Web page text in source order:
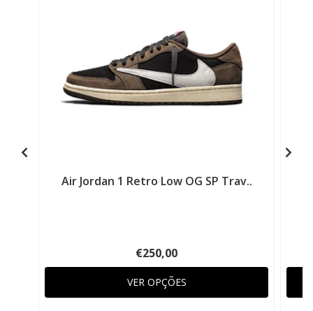
Air Jordan 1 Retro Low OG SP Trav..
€250,00
VER OPÇÕES